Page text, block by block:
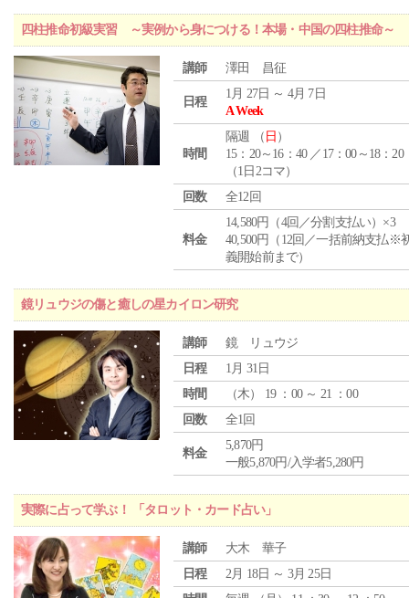
四柱推命初級実習 ～実例から身につける！本場・中国の四柱推命～
講師 澤田 昌征
日程
1月 27日 ～ 4月 7日
A Week
時間
隔週 （ 日 ）
15：20～16：40 ／17：00～18：20
（1日2コマ）
回数
全12回
料金
14,580円（4回／分割支払い）×3
40,500円（12回／一括前納支払※
義開始前まで）
鏡リュウジの傷と癒しの星カイロン研究
講師
鏡 リュウジ
日程
1月 31日
時間
（木） 19 ：00 ～ 21 ：00
回数
全1回
料金
5,870円
一般5,870円/入学者5,280円
実際に占って学ぶ！ 「タロット・カード占い」
講師
大木 華子
日程
2月 18日 ～ 3月 25日